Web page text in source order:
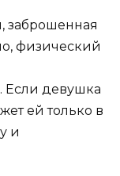
заброшенная
физический
Если девушка
ей только в
и